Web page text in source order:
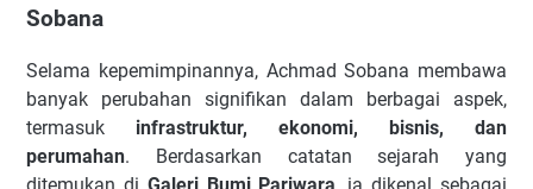
Sobana
Selama kepemimpinannya, Achmad Sobana membawa
banyak perubahan signifikan dalam berbagai aspek,
termasuk infrastruktur, ekonomi, bisnis, dan
perumahan. Berdasarkan catatan sejarah yang